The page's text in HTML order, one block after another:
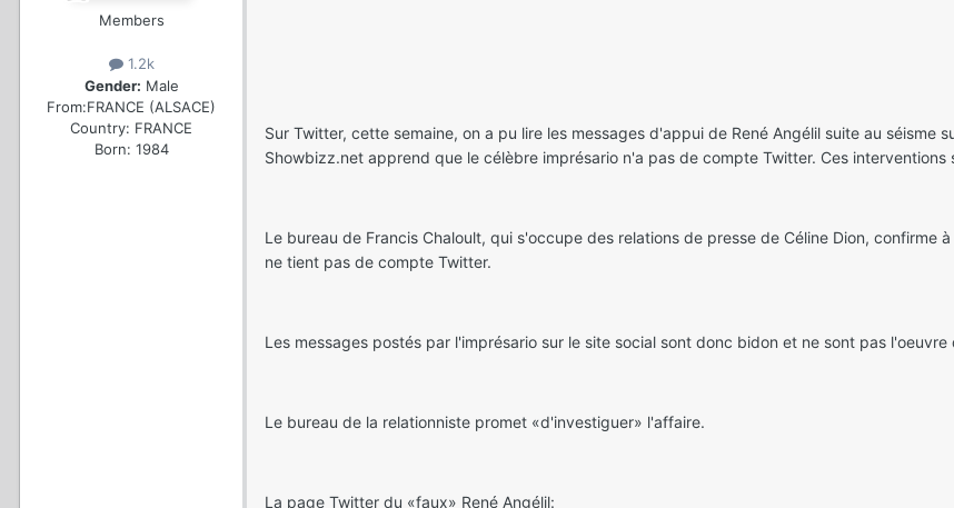
Members
1.2k
Gender: Male
From:FRANCE (ALSACE)
Country: FRANCE
Born: 1984
Sur Twitter, cette semaine, on a pu lire les messages d'appui de René Angélil suite au séisme
Showbizz.net apprend que le célèbre imprésario n'a pas de compte Twitter. Ces interventions
Le bureau de Francis Chaloult, qui s'occupe des relations de presse de Céline Dion, confirme
ne tient pas de compte Twitter.
Les messages postés par l'imprésario sur le site social sont donc bidon et ne sont pas l'oeuvre
Le bureau de la relationniste promet «d'investiguer» l'affaire.
La page Twitter du «faux» René Angélil: